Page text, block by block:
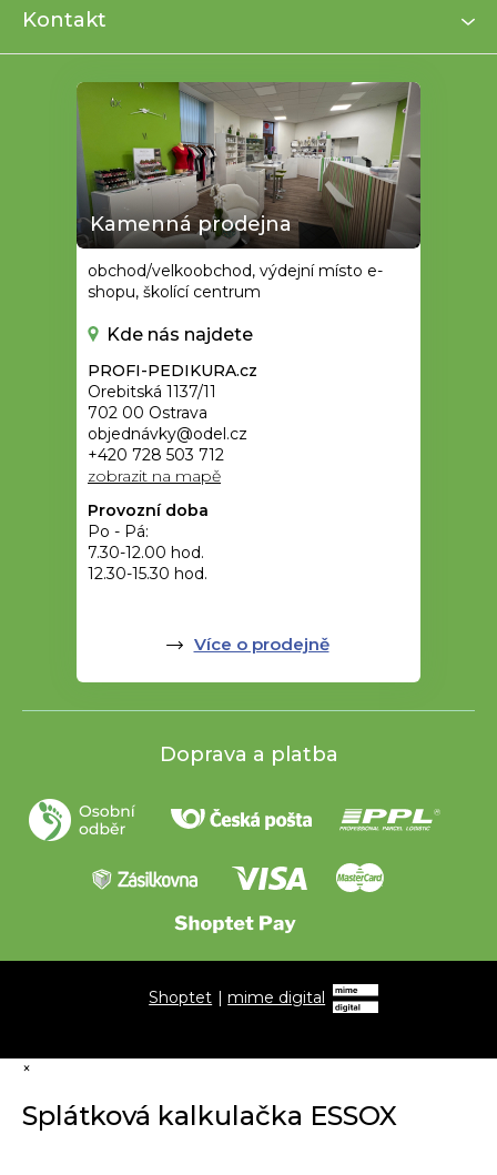
Kontakt
Kamenná prodejna
obchod/velkoobchod, výdejní místo e-
shopu, školící centrum
Kde nás najdete
PROFI-PEDIKURA.cz
Orebitská 1137/11
702 00 Ostrava
objednávky@odel.cz
+420 728 503 712
zobrazit na mapě
Provozní doba
Po - Pá:
7.30-12.00 hod.
12.30-15.30 hod.
Více o prodejně
Doprava a platba
Shoptet |mime digital
×
Splátková kalkulačka ESSOX